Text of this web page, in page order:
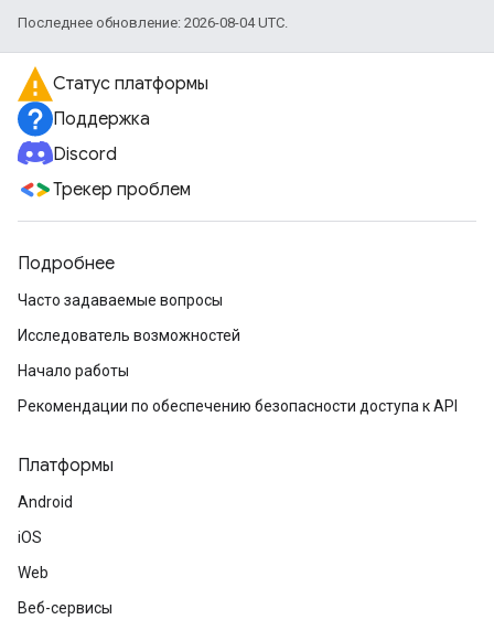
Последнее обновление: 2026-08-04 UTC.
Статус платформы
Поддержка
Discord
Трекер проблем
Подробнее
Часто задаваемые вопросы
Исследователь возможностей
Начало работы
Рекомендации по обеспечению безопасности доступа к API
Платформы
Android
iOS
Web
Веб-сервисы